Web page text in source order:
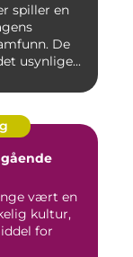
spiller en
De
usynlige...
vært en
kultur,
for